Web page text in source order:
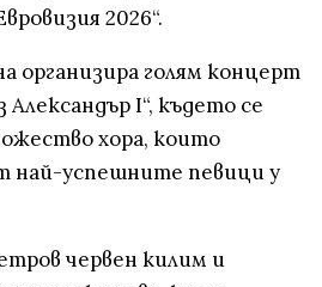
2026“.
организира голям концерт
Александър I“, където се
хора, които
най-успешните певици у
червен килим и